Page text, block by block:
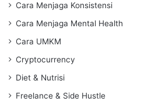
Cara Menjaga Konsistensi
Cara Menjaga Mental Health
Cara UMKM
Cryptocurrency
Diet & Nutrisi
Freelance & Side Hustle